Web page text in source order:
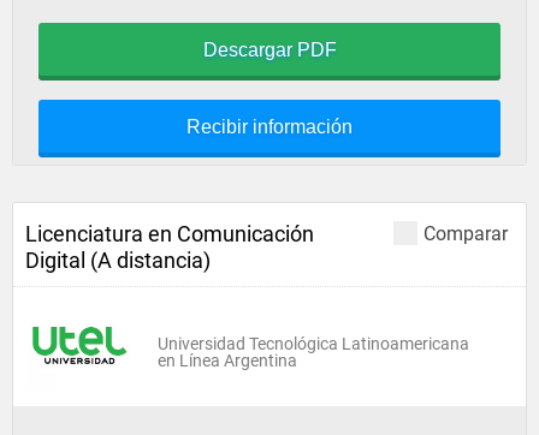
Descargar PDF
Recibir información
Comparar
Licenciatura en Comunicación
Digital (A distancia)
Universidad Tecnológica Latinoamericana
en Línea Argentina